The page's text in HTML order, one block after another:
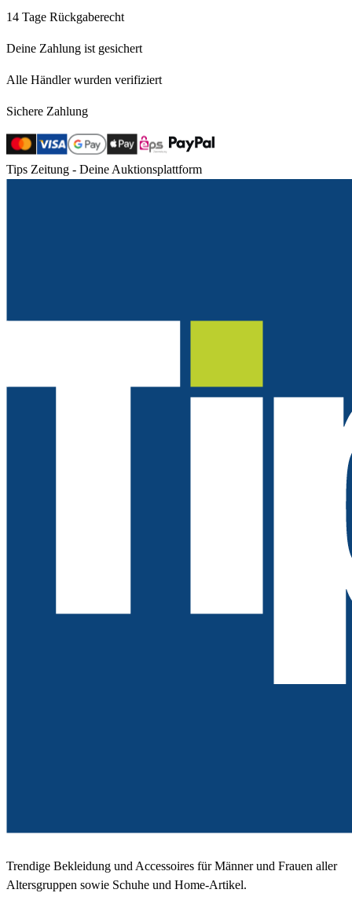
14 Tage Rückgaberecht
Deine Zahlung ist gesichert
Alle Händler wurden verifiziert
Sichere Zahlung
Tips Zeitung - Deine Auktionsplattform
Trendige Bekleidung und Accessoires für Männer und Frauen aller
Altersgruppen sowie Schuhe und Home-Artikel.